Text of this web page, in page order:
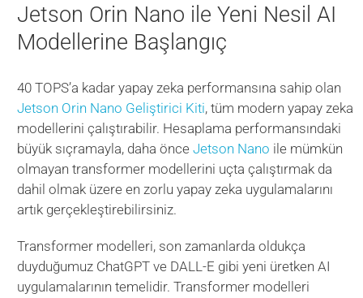
Jetson Orin Nano ile Yeni Nesil AI
Modellerine Başlangıç
40 TOPS’a kadar yapay zeka performansına sahip olan
Jetson Orin Nano Geliştirici Kiti, tüm modern yapay zeka
modellerini çalıştırabilir. Hesaplama performansındaki
büyük sıçramayla, daha önceJetson Nano ile mümkün
olmayan transformer modellerini uçta çalıştırmak da
dahil olmak üzere en zorlu yapay zeka uygulamalarını
artık gerçekleştirebilirsiniz.
Transformer modelleri, son zamanlarda oldukça
duyduğumuz ChatGPT ve DALL-E gibi yeni üretken AI
uygulamalarının temelidir. Transformer modelleri